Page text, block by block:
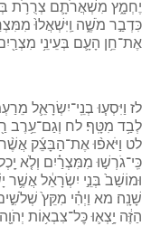
יֶחְמָ֑ץ מִשְׁאֲרֹתָ֛ם צְרֻרֹ֥ת
כִּדְבַ֣ר מֹשֶׁ֑ה וַֽיִּשְׁאֲלוּ֙
אֶת־חֵ֥ן הָעָ֛ם בְּעֵינֵ֥י מִצְרַ֖יִם
לז וַיִּסְע֧וּ בְנֵֽי־יִשְׂרָאֵ֛ל
לְבַ֥ד מִטָּֽף׃ לח וְגַם־עֵ֥רֶב
לט וַיֹּאפ֨וּ אֶת־הַבָּצֵ֜ק
כִּֽי־גֹרְשׁ֣וּ מִמִּצְרַ֗יִם וְלֹ֤א
וּמוֹשַׁב֙ בְּנֵ֣י יִשְׂרָאֵ֔ל
שָׁנָֽה׃ מא וַיְהִ֗י מִקֵּץ֙
הַזֶּ֔ה יָ֥צְא֛וּ כׇּל־צִבְא֥וֹת